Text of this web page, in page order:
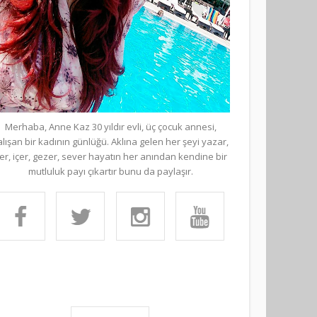
Merhaba, Anne Kaz 30 yıldır evli, üç çocuk annesi,
bir kadının günlüğü. Aklına gelen her şeyi yazar,
içer, gezer, sever hayatın her anından kendine bir
mutluluk payı çıkartır bunu da paylaşır.